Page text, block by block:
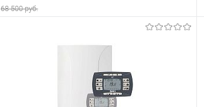
68 500 руб.
Сравнение
В наличии